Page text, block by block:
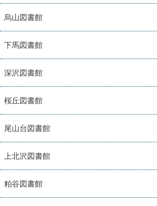
烏山図書館
下馬図書館
深沢図書館
桜丘図書館
尾山台図書館
上北沢図書館
粕谷図書館